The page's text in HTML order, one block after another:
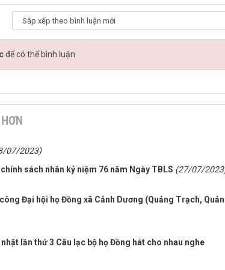
để có thể bình luận
07/2023)
sách nhân kỷ niệm 76 năm Ngày TBLS (27/07/
Đại hội họ Đồng xã Cảnh Dương (Quảng Trạch,
lần thứ 3 Câu lạc bộ họ Đồng hát cho nhau nghe